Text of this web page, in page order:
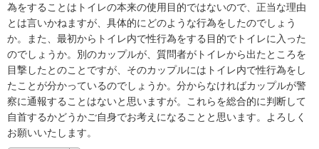
為をすることはトイレの本来の使用目的ではないので、正当な理由
とは言いかねますが、具体的にどのような行為をしたのでしょう
か。また、最初からトイレ内で性行為をする目的でトイレに入った
のでしょうか。別のカップルが、質問者がトイレから出たところを
目撃したとのことですが、そのカップルにはトイレ内で性行為をし
たことが分かっているのでしょうか。分からなければカップルが警
察に通報することはないと思いますが。これらを総合的に判断して
自首するかどうかご自身でお考えになることと思います。よろしく
お願いいたします。